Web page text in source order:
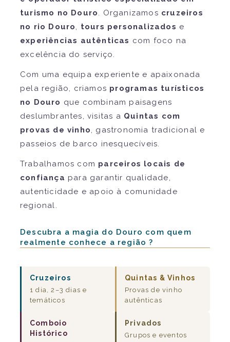
turismo no Douro. Organizamos cruzeiros
no rio Douro, tours personalizados e
experiências autênticas com foco na
excelência do serviço.
Com uma equipa experiente e apaixonada
pela região, criamos programas turísticos
no Douro que combinam paisagens
deslumbrantes, visitas a Quintas com
provas de vinho, gastronomia tradicional e
passeios de barco inesquecíveis.
Trabalhamos com parceiros locais de
confiança para garantir qualidade,
autenticidade e apoio à comunidade
regional.
Descubra a magia do Douro com quem
realmente conhece a região ?
Cruzeiros
1 dia, 2–3 dias e
temáticos
Quintas & Vinhos
Provas de vinho
autênticas
Comboio
Histórico
Privados
Grupos e eventos